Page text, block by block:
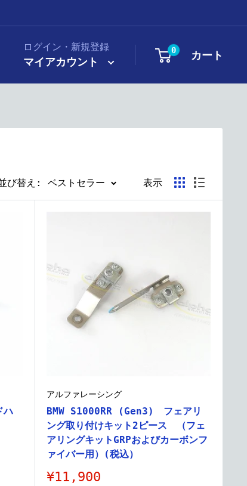
ログイン・新規登録
マイアカウント
0 カート
び替え: ベストセラー 表示
ハ
アルファレーシング
BMW S1000RR (Gen3) フェアリ
ング取り付けキット2ピース （フェ
アリングキットGRPおよびカーボンフ
ァイバー用）(税込）
販
¥11,900